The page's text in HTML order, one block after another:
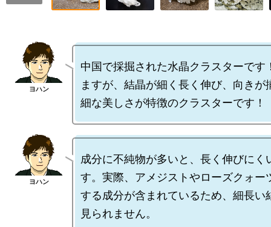
中国で採掘された水晶クラスターです
ますが、結晶が細く長く伸び、向きが
成分に不純物が多いと、長く伸びにく
す。実際、アメジストやローズクォー
する成分が含まれているため、細長い